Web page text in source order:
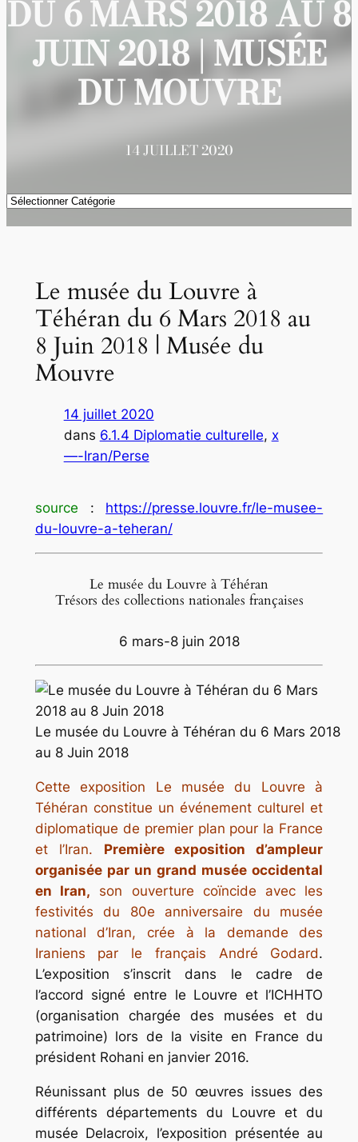
DU 6 MARS 2018 AU 8
JUIN 2018 | MUSÉE
DU MOUVRE
14 JUILLET 2020
Catégories
Le musée du Louvre à
Téhéran du 6 Mars 2018 au
8 Juin 2018 | Musée du
Mouvre
14 juillet 2020
dans 6.1.4 Diplomatie culturelle, x
—-Iran/Perse
source : https://presse.louvre.fr/le-musee-
du-louvre-a-teheran/
Le musée du Louvre à Téhéran
Trésors des collections nationales françaises
6 mars-8 juin 2018
Le musée du Louvre à Téhéran du 6 Mars 2018
au 8 Juin 2018
Cette exposition Le musée du Louvre à
Téhéran constitue un événement culturel et
diplomatique de premier plan pour la France
et l’Iran. Première exposition d’ampleur
organisée par un grand musée occidental
en Iran, son ouverture coïncide avec les
festivités du 80e anniversaire du musée
national d’Iran, crée à la demande des
Iraniens par le français André Godard.
L’exposition s’inscrit dans le cadre de
l’accord signé entre le Louvre et l’ICHHTO
(organisation chargée des musées et du
patrimoine) lors de la visite en France du
président Rohani en janvier 2016.
Réunissant plus de 50 œuvres issues des
différents départements du Louvre et du
musée Delacroix, l’exposition présentée au